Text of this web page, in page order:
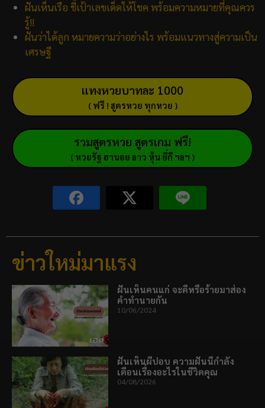
ฝันเห็นเรือ ชี้เป้าเลขเด็ดให้โชค พร้อมความหมายที่คุณควร
รู้!!
ฝันว่าได้ลูก หมายความว่าอย่างไร พร้อมแนวทางสู่ความเป็น
เศรษฐี
แทงหวยบาทละ 1000
( ฟรี ! สูตรหวย ทุกหวย )
รวมสูตรหวย สูตรเกม ฟรี!
( หวยรัฐ ฮานอย ลาว หุ้น ยี่กี ฯลฯ )
ข่าวใหม่มาแรง
ฝันเห็นคนแก่ จะดีหรือร้ายมาส่อง
คำทำนายกัน
10/06/2024
ฝันเห็นผีปอบ ความฝันนี้กำลัง
เตือนเรื่องอะไรในชีวิตคุณ
04/08/2026